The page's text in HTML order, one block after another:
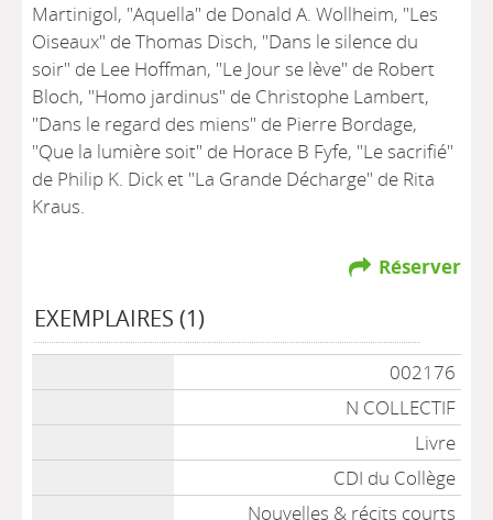
Martinigol, "Aquella" de Donald A. Wollheim, "Les
Oiseaux" de Thomas Disch, "Dans le silence du
soir" de Lee Hoffman, "Le Jour se lève" de Robert
Bloch, "Homo jardinus" de Christophe Lambert,
"Dans le regard des miens" de Pierre Bordage,
"Que la lumière soit" de Horace B Fyfe, "Le sacrifié"
de Philip K. Dick et "La Grande Décharge" de Rita
Kraus.
Réserver
EXEMPLAIRES (1)
002176
N COLLECTIF
Livre
CDI du Collège
Nouvelles & récits courts